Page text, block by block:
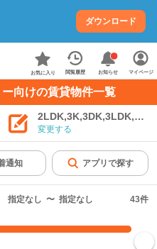
ダウンロード
お気に入り 閲覧履歴 お知らせ マイページ
向けの賃貸物件一覧
変更する
通知 アプリで探す
指定なし 〜 指定なし 43件